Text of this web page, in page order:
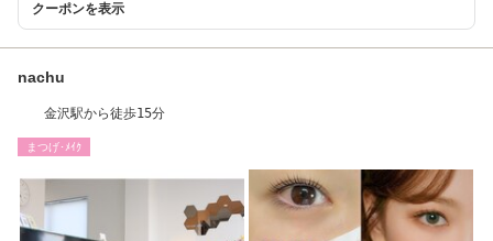
クーポンを表示
nachu
金沢駅から徒歩15分
まつげ･ﾒｲｸ